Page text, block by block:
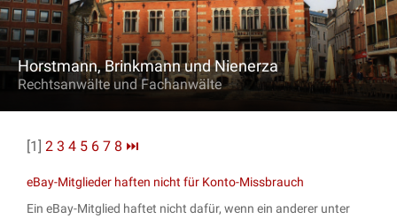
Horstmann, Brinkmann und Nienerza
Rechtsanwälte und Fachanwälte
[1] 2 3 4 5 6 7 8 ⏭
eBay-Mitglieder haften nicht für Konto-Missbrauch
Ein eBay-Mitglied haftet nicht dafür, wenn ein anderer unter